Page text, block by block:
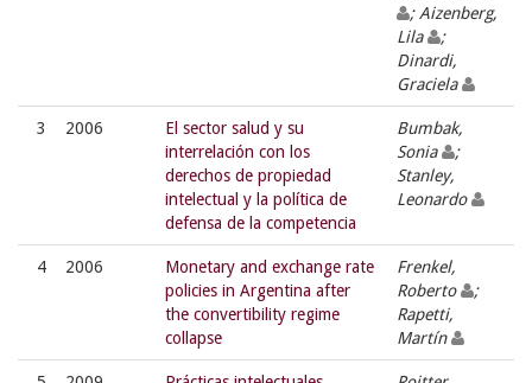
; Aizenberg,
Lila
;
Dinardi,
Graciela
3 2006
El sector salud y su
interrelación con los
derechos de propiedad
intelectual y la política de
defensa de la competencia
Bumbak,
Sonia
;
Stanley,
Leonardo
4 2006
Monetary and exchange rate
policies in Argentina after
the convertibility regime
collapse
Frenkel,
Roberto
;
Rapetti,
Martín